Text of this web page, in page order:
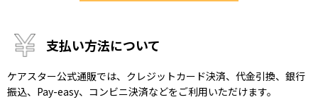
支払い方法について
ケアスター公式通販では、クレジットカード決済、代金引換、銀行
振込、Pay-easy、コンビニ決済などをご利用いただけます。